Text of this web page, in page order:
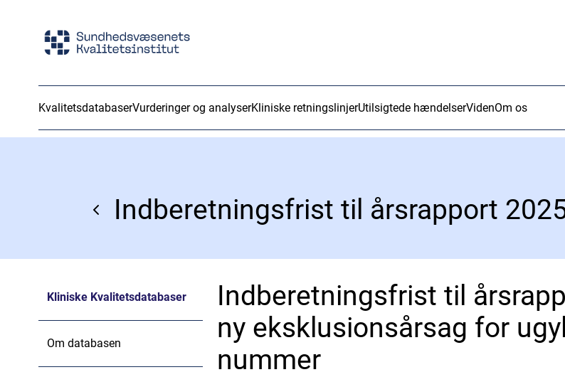
KvalitetsdatabaserVurderinger og analyserKliniske retningslinjerUtilsigtede hændelserVidenOm os
Kliniske Kvalitetsdatabaser
Om databasen
Indberetningsfrist til
ny eksklusionsårsag for
nummer